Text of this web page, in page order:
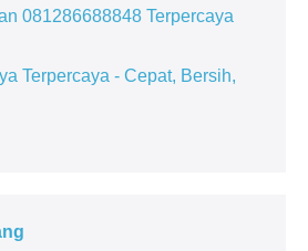
081286688848 Terpercaya
Terpercaya - Cepat, Bersih,